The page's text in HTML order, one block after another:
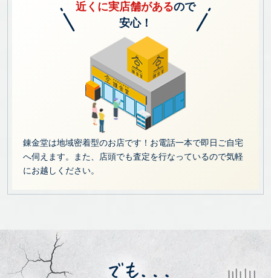
近くに実店舗があるので
安心！
錬金堂は地域密着型のお店です！お電話一本で即日ご自宅
へ伺えます。また、店頭でも査定を行なっているので気軽
にお越しください。